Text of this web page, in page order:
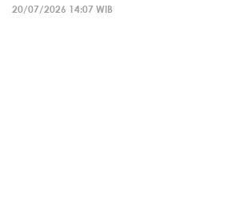
20/07/2026 14:07 WIB